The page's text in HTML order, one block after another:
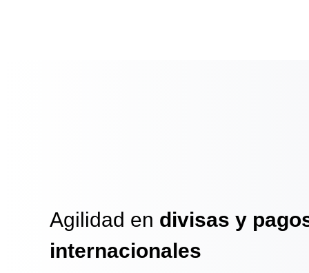
Agilidad en divisas y
internacionales